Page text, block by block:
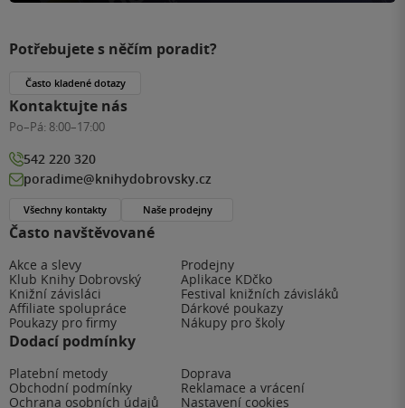
Často navštěvované
Akce a slevy
Prodejny
Klub Knihy Dobrovský
Aplikace KDčko
Knižní závisláci
Festival knižních závisláků
Affiliate spolupráce
Dárkové poukazy
Poukazy pro firmy
Nákupy pro školy
Dodací podmínky
Platební metody
Doprava
Obchodní podmínky
Reklamace a vrácení
Ochrana osobních údajů
Nastavení cookies
Potřebujete s něčím poradit?
Často kladené dotazy
Kontaktujte nás
Po–Pá: 8:00–17:00
542 220 320
poradime@knihydobrovsky.cz
Všechny kontakty Naše prodejny